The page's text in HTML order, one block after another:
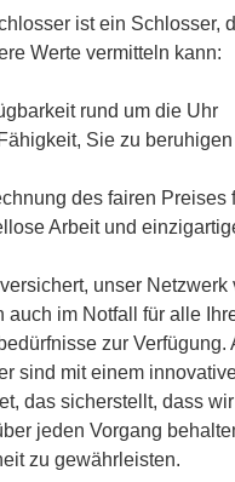
ist ein Schlosser,
Werte vermitteln kann:
rund um die Uhr
Sie zu
des fairen Preises
Arbeit und
unser Netzwerk
auch im Notfall für alle
zur Verfügung.
sind mit einem
das sicherstellt, dass
jeden Vorgang
zu gewährleisten.